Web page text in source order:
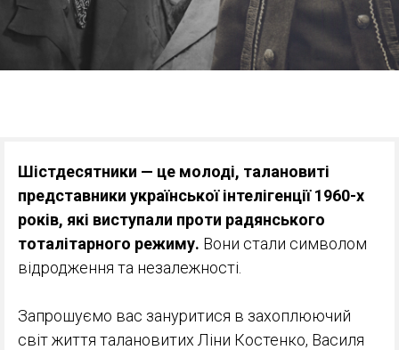
Шістдесятники — це молоді, талановиті
представники української інтелігенції 1960-х
років, які виступали проти радянського
тоталітарного режиму. Вони стали символом
відродження та незалежності.
Запрошуємо вас зануритися в захоплюючий
світ життя талановитих Ліни Костенко, Василя